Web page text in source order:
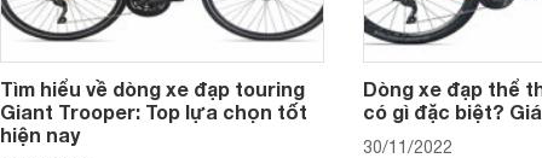
Tìm hiểu về dòng xe đạp touring
Giant Trooper: Top lựa chọn tốt
hiện nay
Dòng xe đạp thể
có gì đặc biệt?
30/11/2022